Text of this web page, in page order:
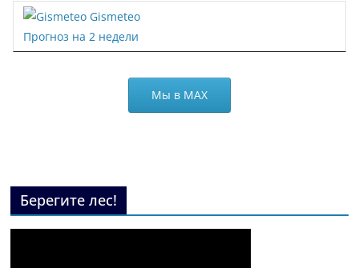
Gismeteo
Прогноз на 2 недели
Мы в МАХ
Берегите лес!